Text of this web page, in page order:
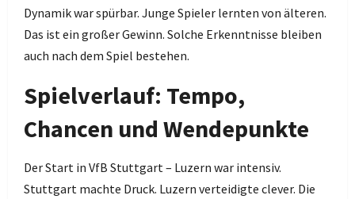
Dynamik war spürbar. Junge Spieler lernten von älteren.
Das ist ein großer Gewinn. Solche Erkenntnisse bleiben
auch nach dem Spiel bestehen.
Spielverlauf: Tempo,
Chancen und Wendepunkte
Der Start in VfB Stuttgart – Luzern war intensiv.
Stuttgart machte Druck. Luzern verteidigte clever. Die